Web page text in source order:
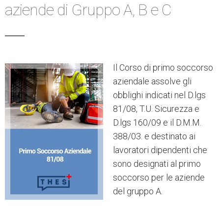
aziende di Gruppo A, B e C
Il Corso di primo soccorso
aziendale assolve gli
obblighi indicati nel D.lgs
81/08, T.U. Sicurezza e
D.lgs 160/09 e il D.M.M.
388/03. e destinato ai
lavoratori dipendenti che
sono designati al primo
soccorso per le aziende
del gruppo A.